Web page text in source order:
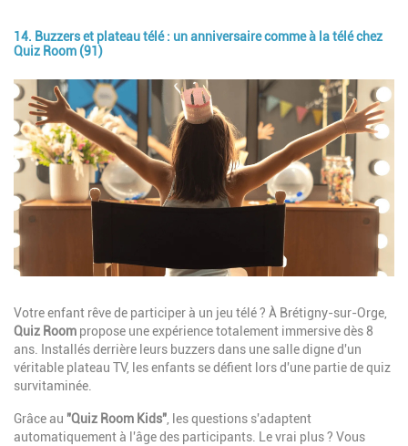
14. Buzzers et plateau télé : un anniversaire comme à la télé chez
Quiz Room (91)
Image
Description
Votre enfant rêve de participer à un jeu télé ? À Brétigny-sur-Orge,
Quiz Room propose une expérience totalement immersive dès 8
ans. Installés derrière leurs buzzers dans une salle digne d'un
véritable plateau TV, les enfants se défient lors d'une partie de quiz
survitaminée.
Grâce au "Quiz Room Kids" , les questions s'adaptent
automatiquement à l'âge des participants. Le vrai plus ? Vous